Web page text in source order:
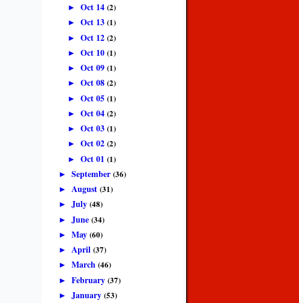
►Oct 14(2)
►Oct 13(1)
►Oct 12(2)
►Oct 10(1)
►Oct 09(1)
►Oct 08(2)
►Oct 05(1)
►Oct 04(2)
►Oct 03(1)
►Oct 02(2)
►Oct 01(1)
► September (36)
► August (31)
► July (48)
► June (34)
► May (60)
► April (37)
► March (46)
► February (37)
► January (53)